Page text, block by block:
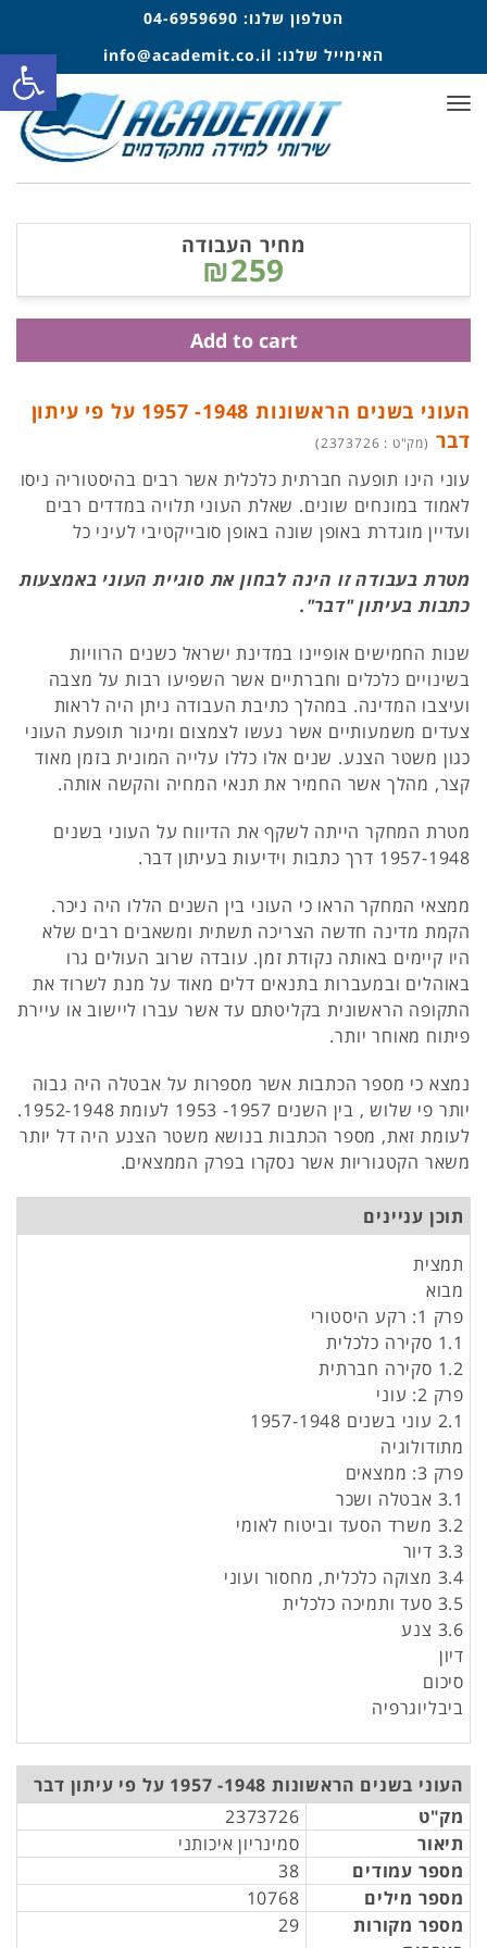
הטלפון שלנו: 04-6959690
האימייל שלנו: info@academit.co.il
תפריט
העוני בשנים הראשונות 1948- 1957 על פי עיתון
דבר (מק"ט : 2373726)
עוני הינו תופעה חברתית כלכלית אשר רבים בהיסטוריה ניסו
לאמוד במונחים שונים. שאלת העוני תלויה במדדים רבים
ועדיין מוגדרת באופן שונה באופן סובייקטיבי לעיני כל
מטרת בעבודה זו הינה לבחון את סוגיית העוני באמצעות
כתבות בעיתון "דבר".
שנות החמישים אופיינו במדינת ישראל כשנים הרוויות
בשינויים כלכלים וחברתיים אשר השפיעו רבות על מצבה
ועיצבו המדינה. במהלך כתיבת העבודה ניתן היה לראות
צעדים משמעותיים אשר נעשו לצמצום ומיגור תופעת העוני
כגון משטר הצנע. שנים אלו כללו עלייה המונית בזמן מאוד
קצר, מהלך אשר החמיר את תנאי המחיה והקשה אותה.
מטרת המחקר הייתה לשקף את הדיווח על העוני בשנים
1957-1948 דרך כתבות וידיעות בעיתון דבר.
ממצאי המחקר הראו כי העוני בין השנים הללו היה ניכר.
הקמת מדינה חדשה הצריכה תשתית ומשאבים רבים שלא
היו קיימים באותה נקודת זמן. עובדה שרוב העולים גרו
באוהלים ובמעברות בתנאים דלים מאוד על מנת לשרוד את
התקופה הראשונית בקליטתם עד אשר עברו ליישוב או עיירת
פיתוח מאוחר יותר.
נמצא כי מספר הכתבות אשר מספרות על אבטלה היה גבוה
יותר פי שלוש , בין השנים 1957- 1953 לעומת 1952-1948.
לעומת זאת, מספר הכתבות בנושא משטר הצנע היה דל יותר
משאר הקטגוריות אשר נסקרו בפרק הממצאים.
תוכן עניינים
תמצית
מבוא
פרק 1: רקע היסטורי
1.1 סקירה כלכלית
1.2 סקירה חברתית
פרק 2: עוני
2.1 עוני בשנים 1957-1948
מתודולוגיה
פרק 3: ממצאים
3.1 אבטלה ושכר
3.2 משרד הסעד וביטוח לאומי
3.3 דיור
3.4 מצוקה כלכלית, מחסור ועוני
3.5 סעד ותמיכה כלכלית
3.6 צנע
דיון
סיכום
ביבליוגרפיה
העוני בשנים הראשונות 1948- 1957 על פי עיתון דבר
מק"ט
2373726
תיאור
סמינריון איכותני
מספר עמודים
38
מספר מילים
10768
מספר מקורות
29
מחיר העבודה
₪259
Add to cart
פתח